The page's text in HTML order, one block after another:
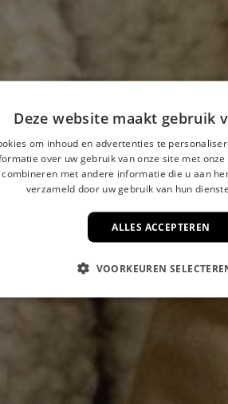
Deze website maakt gebruik
om inhoud en advertenties te
over uw gebruik van onze site met
combineren met andere informatie die u aan
verzameld door uw gebruik van hun
ALLES ACCEPTEREN
VOORKEUREN